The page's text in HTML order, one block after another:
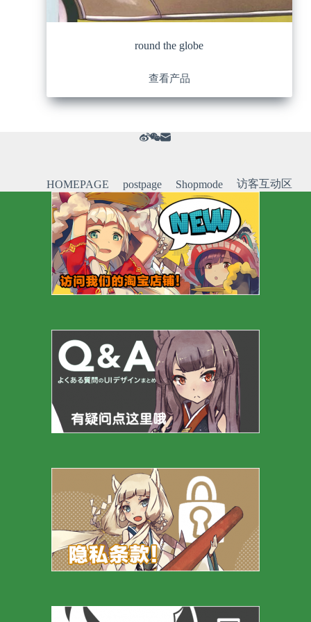
round the globe
查看产品
HOMEPAGE postpage Shopmode 访客互动区